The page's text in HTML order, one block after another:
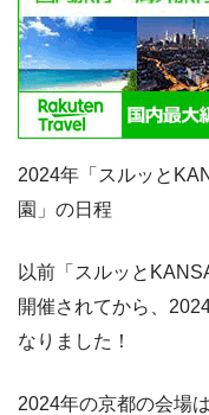
2024年「スルッと
園」の日程
以前「スルッと
開催されてから、
なりました！
2024年の京都の会場